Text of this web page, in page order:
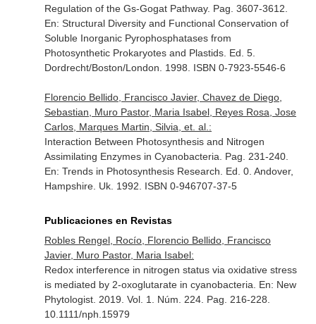
Regulation of the Gs-Gogat Pathway. Pag. 3607-3612.
En: Structural Diversity and Functional Conservation of
Soluble Inorganic Pyrophosphatases from
Photosynthetic Prokaryotes and Plastids. Ed. 5.
Dordrecht/Boston/London. 1998. ISBN 0-7923-5546-6
Florencio Bellido, Francisco Javier, Chavez de Diego,
Sebastian, Muro Pastor, Maria Isabel, Reyes Rosa, Jose
Carlos, Marques Martin, Silvia, et. al.:
Interaction Between Photosynthesis and Nitrogen
Assimilating Enzymes in Cyanobacteria. Pag. 231-240.
En: Trends in Photosynthesis Research . Ed. 0. Andover,
Hampshire. Uk. 1992. ISBN 0-946707-37-5
Publicaciones en Revistas
Robles Rengel, Rocío, Florencio Bellido, Francisco
Javier, Muro Pastor, Maria Isabel:
Redox interference in nitrogen status via oxidative stress
is mediated by 2-oxoglutarate in cyanobacteria. En: New
Phytologist. 2019. Vol. 1. Núm. 224. Pag. 216-228.
10.1111/nph.15979